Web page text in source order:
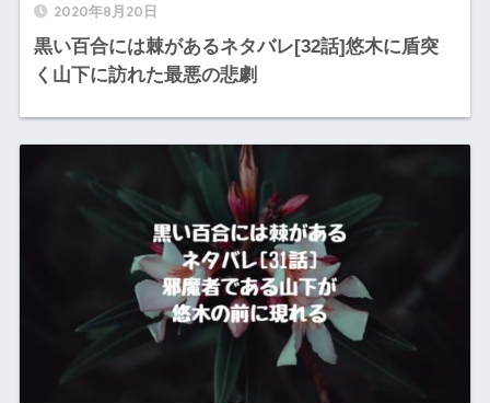
2020年8月20日
黒い百合には棘があるネタバレ[32話]悠木に盾突
く山下に訪れた最悪の悲劇